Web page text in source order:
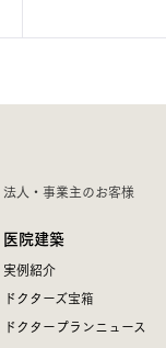
法人・事業主のお客様
医院建築
実例紹介
ドクターズ宝箱
ドクタープランニュース